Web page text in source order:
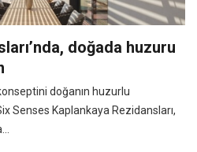
doğada huzuru
doğanın huzurlu
Senses Kaplankaya Rezidansları,